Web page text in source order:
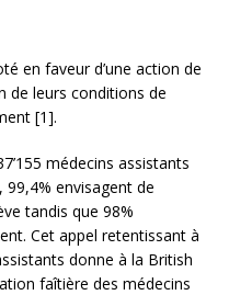
en faveur d’une action de
de leurs conditions de
[1].
médecins assistants
envisagent de
tandis que 98%
Cet appel retentissant à
donne à la British
faîtière des médecins